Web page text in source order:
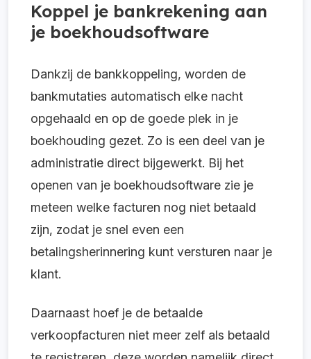
Koppel je bankrekening aan
je boekhoudsoftware
Dankzij de bankkoppeling, worden de
bankmutaties automatisch elke nacht
opgehaald en op de goede plek in je
boekhouding gezet. Zo is een deel van je
administratie direct bijgewerkt. Bij het
openen van je boekhoudsoftware zie je
meteen welke facturen nog niet betaald
zijn, zodat je snel even een
betalingsherinnering kunt versturen naar je
klant.
Daarnaast hoef je de betaalde
verkoopfacturen niet meer zelf als betaald